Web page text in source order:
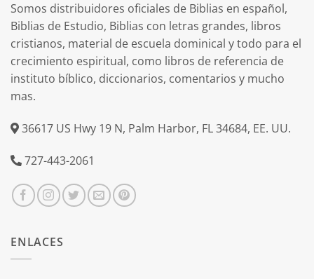
Somos distribuidores oficiales de Biblias en español,
Biblias de Estudio, Biblias con letras grandes, libros
cristianos, material de escuela dominical y todo para el
crecimiento espiritual, como libros de referencia de
instituto bíblico, diccionarios, comentarios y mucho
mas.
36617 US Hwy 19 N, Palm Harbor, FL 34684, EE. UU.
727-443-2061
ENLACES